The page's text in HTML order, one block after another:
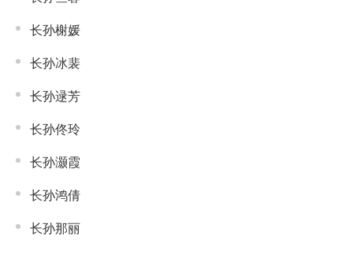
长孙榭媛
长孙冰裴
长孙逯芳
长孙佟玲
长孙灏霞
长孙鸿倩
长孙那丽